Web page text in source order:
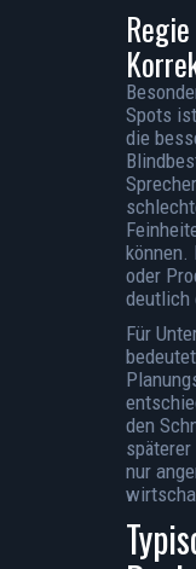
Spots
die
können.
oder
deutlich
Für
den
nur